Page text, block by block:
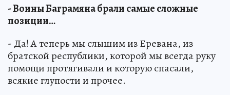
- Воины Баграмяна брали самые сложные
позиции…
- Да! А теперь мы слышим из Еревана, из
братской республики, которой мы всегда руку
помощи протягивали и которую спасали,
всякие глупости и прочее.